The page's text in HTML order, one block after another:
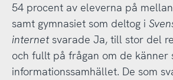
54 procent av eleverna på
samt gymnasiet som deltog i
internetsvarade Ja, till stor del
och fullt på frågan om de känner
informationssamhället. De som